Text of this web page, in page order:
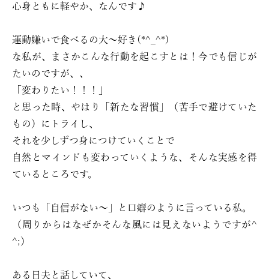
心身ともに軽やか、なんです♪
運動嫌いで食べるの大〜好き(*^_^*)
な私が、まさかこんな行動を起こすとは！今でも信じが
たいのですが、、
「変わりたい！！！」
と思った時、やはり「新たな習慣」（苦手で避けていた
もの）にトライし、
それを少しずつ身につけていくことで
自然とマインドも変わっていくような、そんな実感を得
ているところです。
いつも「自信がない〜」と口癖のように言っている私。
（周りからはなぜかそんな風には見えないようですが^
^;）
ある日夫と話していて、